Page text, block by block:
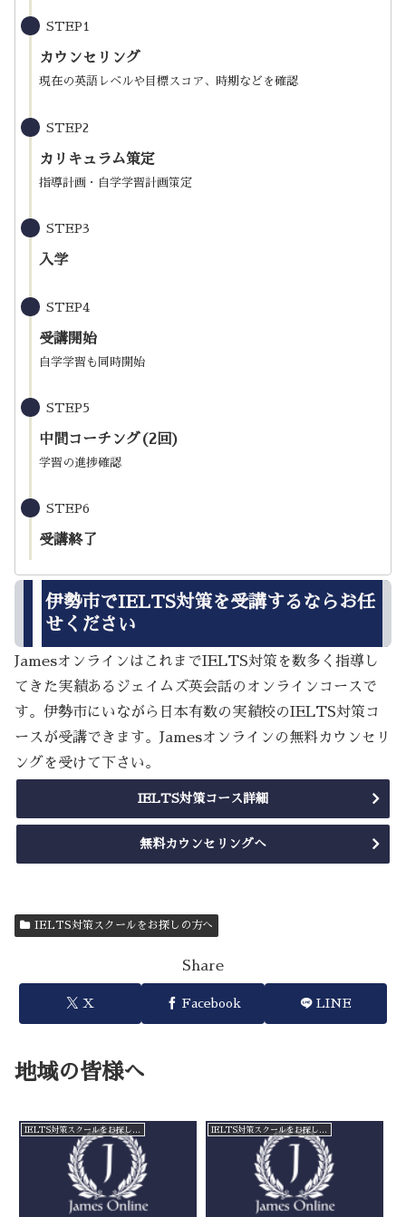
STEP1
カウンセリング
現在の英語レベルや目標スコア、時期などを確認
STEP2
カリキュラム策定
指導計画・自学学習計画策定
STEP3
入学
STEP4
受講開始
自学学習も同時開始
STEP5
中間コーチング(2回)
学習の進捗確認
STEP6
受講終了
伊勢市でIELTS対策を受講するならお任
せください
JamesオンラインはこれまでIELTS対策を数多く指導し
てきた実績あるジェイムズ英会話のオンラインコースで
す。伊勢市にいながら日本有数の実績校のIELTS対策コ
ースが受講できます。Jamesオンラインの無料カウンセリ
ングを受けて下さい。
IELTS対策コース詳細
無料カウンセリングへ
IELTS対策スクールをお探しの方へ
Share
X Facebook LINE
地域の皆様へ
IELTS対策スクールをお探しの方へ IELTS対策スクールをお探しの方へ